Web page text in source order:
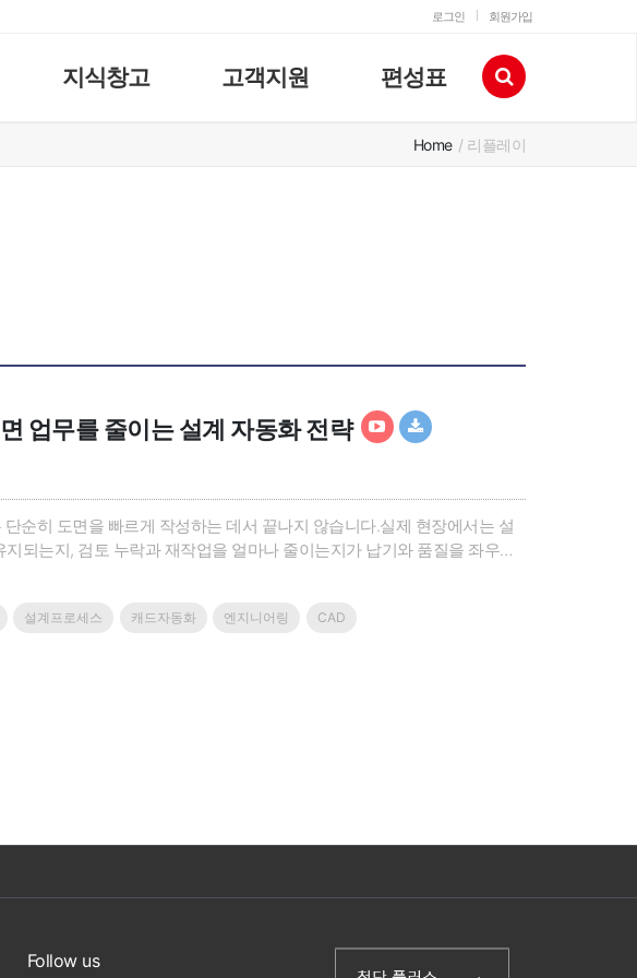
로그인 회원가입
지식창고 고객지원 편성표
Home / 리플레이
업무를 줄이는 설계 자동화 전략
순히 도면을 빠르게 작성하는 데서 끝나지 않습니다.실제 현장에서는 설
되는지, 검토 누락과 재작업을 얼마나 줄이는지가 납기와 품질을 좌우합
설계프로세스 캐드자동화 엔지니어링 CAD
Follow us (주)첨단